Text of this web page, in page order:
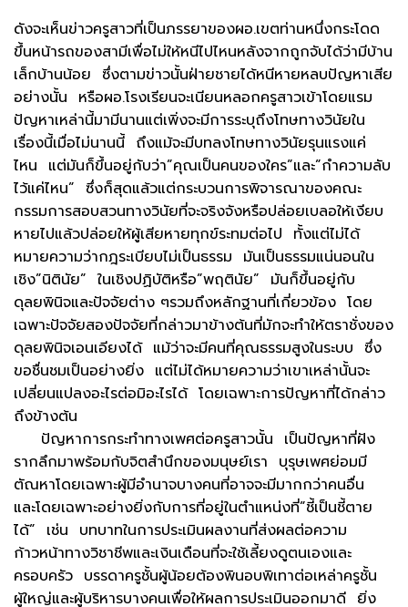
ดังจะเห็นข่าวครูสาวที่เป็นภรรยาของผอ.เขตท่านหนึ่งกระโดด
ขึ้นหน้ารถของสามีเพื่อไม่ให้หนีไปไหนหลังจากถูกจับได้ว่ามีบ้าน
เล็กบ้านน้อย ซึ่งตามข่าวนั้นฝ่ายชายได้หนีหายหลบปัญหาเสีย
อย่างนั้น หรือผอ.โรงเรียนจะเนียนหลอกครูสาวเข้าโดยแรม
ปัญหาเหล่านี้มามีนานแต่เพิ่งจะมีการระบุถึงโทษทางวินัยใน
เรื่องนี้เมื่อไม่นานนี้ ถึงแม้จะมีบทลงโทษทางวินัยรุนแรงแค่
ไหน แต่มันก็ขึ้นอยู่กับว่า”คุณเป็นคนของใคร”และ”กำความลับ
ไว้แค่ไหน” ซึ่งก็สุดแล้วแต่กระบวนการพิจารณาของคณะ
กรรมการสอบสวนทางวินัยที่จะจริงจังหรือปล่อยเบลอให้เงียบ
หายไปแล้วปล่อยให้ผู้เสียหายทุกข์ระทมต่อไป ทั้งแต่ไม่ได้
หมายความว่ากฎระเบียบไม่เป็นธรรม มันเป็นธรรมแน่นอนใน
เชิง”นิตินัย” ในเชิงปฏิบัติหรือ”พฤตินัย” มันก็ขึ้นอยู่กับ
ดุลยพินิจและปัจจัยต่าง ๆรวมถึงหลักฐานที่เกี่ยวข้อง โดย
เฉพาะปัจจัยสองปัจจัยที่กล่าวมาข้างต้นที่มักจะทำให้ตราชั่งของ
ดุลยพินิจเอนเอียงได้ แม้ว่าจะมีคนที่คุณธรรมสูงในระบบ ซึ่ง
ขอชื่นชมเป็นอย่างยิ่ง แต่ไม่ได้หมายความว่าเขาเหล่านั้นจะ
เปลี่ยนแปลงอะไรต่อมิอะไรได้ โดยเฉพาะการปัญหาที่ได้กล่าว
ถึงข้างต้น
ปัญหาการกระทำทางเพศต่อครูสาวนั้น เป็นปัญหาที่ฝัง
รากลึกมาพร้อมกับจิตสำนึกของมนุษย์เรา บุรุษเพศย่อมมี
ตัณหาโดยเฉพาะผู้มีอำนาจบางคนที่อาจจะมีมากกว่าคนอื่น
และโดยเฉพาะอย่างยิ่งกับการที่อยู่ในตำแหน่งที่”ชี้เป็นชี้ตาย
ได้” เช่น บทบาทในการประเมินผลงานที่ส่งผลต่อความ
ก้าวหน้าทางวิชาชีพและเงินเดือนที่จะใช้เลี้ยงดูตนเองและ
ครอบครัว บรรดาครูชั้นผู้น้อยต้องพินอบพิเทาต่อเหล่าครูชั้น
ผู้ใหญ่และผู้บริหารบางคนเพื่อให้ผลการประเมินออกมาดี ยิ่ง